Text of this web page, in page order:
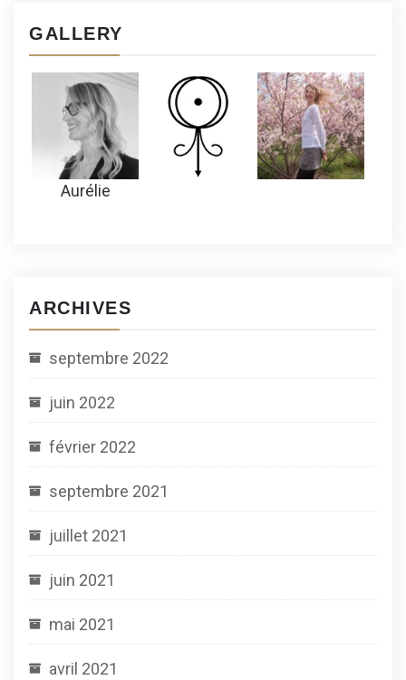
GALLERY
Aurélie
ARCHIVES
septembre 2022
juin 2022
février 2022
septembre 2021
juillet 2021
juin 2021
mai 2021
avril 2021